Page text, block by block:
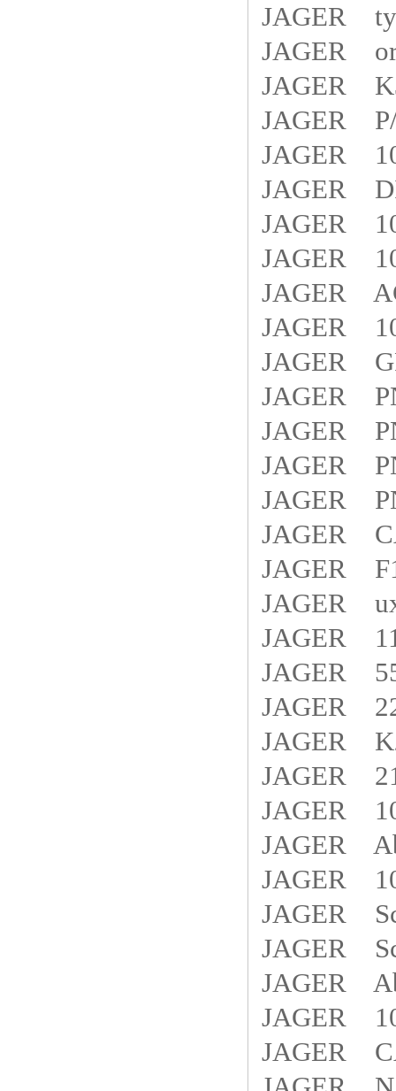
JAGER
JAGER
JAGER
JAGER
JAGER
JAGER
JAGER
JAGER
JAGER
JAGER
JAGER
JAGER
JAGER
JAGER
JAGER
JAGER
JAGER
JAGER
JAGER
JAGER
JAGER
JAGER
JAGER
JAGER
JAGER
JAGER
JAGER
JAGER
JAGER
JAGER
JAGER